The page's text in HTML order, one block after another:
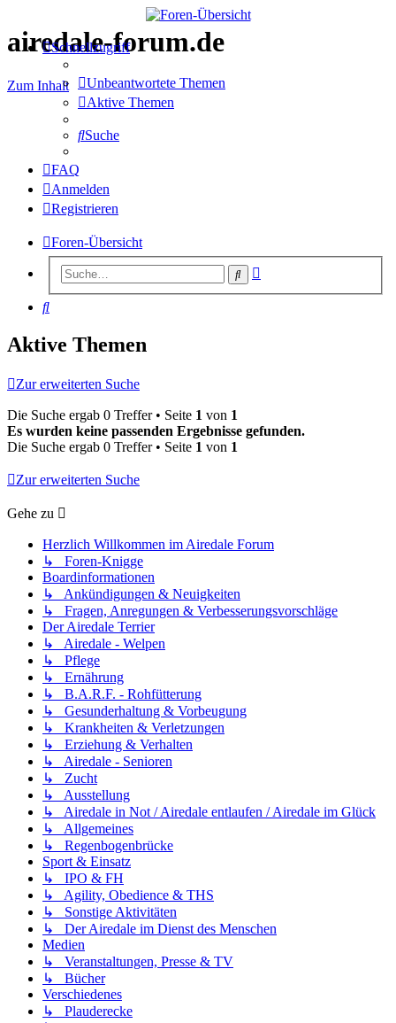
airedale-forum.de
Zum Inhalt
Schnellzugriff
Unbeantwortete Themen
Aktive Themen
Suche
FAQ
Anmelden
Registrieren
Foren-Übersicht
Suche
Suche
Aktive Themen
Zur erweiterten Suche
Die Suche ergab 0 Treffer • Seite 1 von 1
Es wurden keine passenden Ergebnisse gefunden.
Die Suche ergab 0 Treffer • Seite 1 von 1
Zur erweiterten Suche
Gehe zu
Herzlich Willkommen im Airedale Forum
↳ Foren-Knigge
Boardinformationen
↳ Ankündigungen & Neuigkeiten
↳ Fragen, Anregungen & Verbesserungsvorschläge
Der Airedale Terrier
↳ Airedale - Welpen
↳ Pflege
↳ Ernährung
↳ B.A.R.F. - Rohfütterung
↳ Gesunderhaltung & Vorbeugung
↳ Krankheiten & Verletzungen
↳ Erziehung & Verhalten
↳ Airedale - Senioren
↳ Zucht
↳ Ausstellung
↳ Airedale in Not / Airedale entlaufen / Airedale im Glück
↳ Allgemeines
↳ Regenbogenbrücke
Sport & Einsatz
↳ IPO & FH
↳ Agility, Obedience & THS
↳ Sonstige Aktivitäten
↳ Der Airedale im Dienst des Menschen
Medien
↳ Veranstaltungen, Presse & TV
↳ Bücher
Verschiedenes
↳ Plauderecke